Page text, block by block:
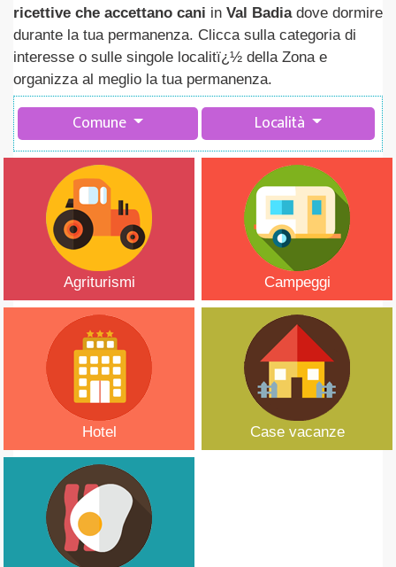
ricettive che accettano cani in Val Badiadove dormire
durante la tua permanenza. Clicca sulla categoria di
interesse o sulle singole localitï¿½ della Zona e
organizza al meglio la tua permanenza.
Comune Località
Agriturismi Campeggi
Hotel Case vacanze